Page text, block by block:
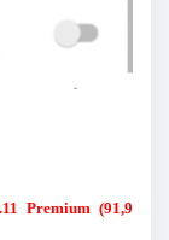
Premium (91,9